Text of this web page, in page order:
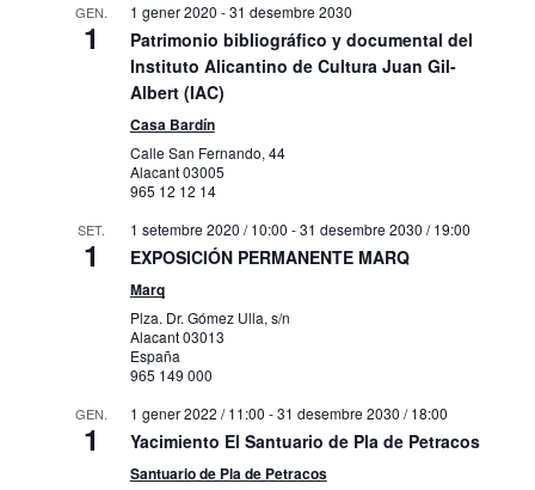
GEN.
1
1 gener 2020 -31 desembre 2030
Patrimonio bibliográfico y documental del
Instituto Alicantino de Cultura Juan Gil-
Albert (IAC)
Casa Bardín
Calle San Fernando, 44
Alacant03005
965 12 12 14
SET.
1
1 setembre 2020 / 10:00 -31 desembre 2030 / 19:00
EXPOSICIÓN PERMANENTE MARQ
Marq
Plza. Dr. Gómez Ulla, s/n
Alacant03013
España
965 149 000
GEN.
1
1 gener 2022 / 11:00 -31 desembre 2030 / 18:00
Yacimiento El Santuario de Pla de Petracos
Santuario de Pla de Petracos